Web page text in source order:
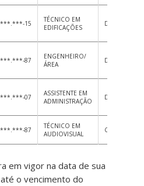
15
TÉCNICO EM
EDIFICAÇÕES
DA/BNU
87
ENGENHEIRO/
ÁREA
DA/BNU
07
ASSISTENTE EM
ADMINISTRAÇÃO
DA/BNU
87
TÉCNICO EM
AUDIOVISUAL
CTE/UFSC
em vigor na data de sua
o vencimento do